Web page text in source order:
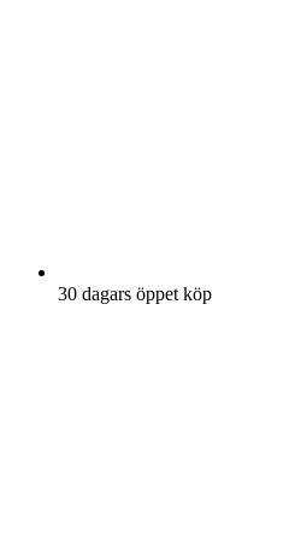
30 dagars öppet köp